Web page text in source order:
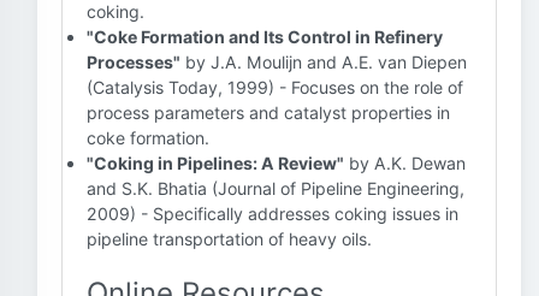
coking.
"Coke Formation and Its Control in Refinery
Processes" by J.A. Moulijn and A.E. van Diepen
(Catalysis Today, 1999) - Focuses on the role of
process parameters and catalyst properties in
coke formation.
"Coking in Pipelines: A Review" by A.K. Dewan
and S.K. Bhatia (Journal of Pipeline Engineering,
2009) - Specifically addresses coking issues in
pipeline transportation of heavy oils.